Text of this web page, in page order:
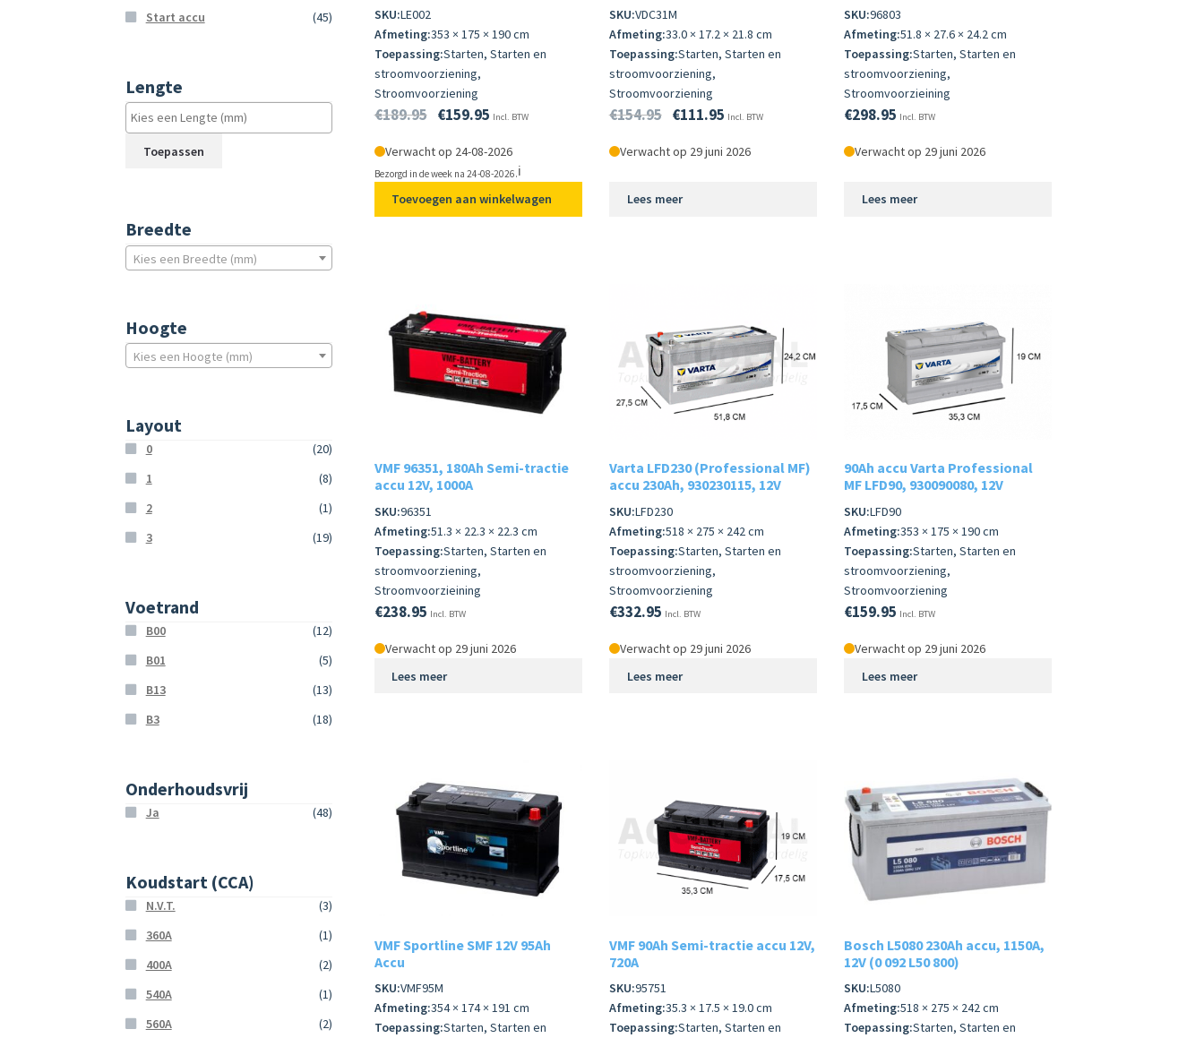
SKU:LE002
Afmeting:353 × 175 × 190 cm
Toepassing:Starten, Starten en
stroomvoorziening,
Stroomvoorziening
€189.95 €159.95 Incl. BTW
Verwacht op 24-08-2026
Bezorgd in de week na 24-08-2026.ℹ️
Toevoegen aan winkelwagen
SKU:VDC31M
Afmeting:33.0 × 17.2 × 21.8 cm
Toepassing:Starten, Starten en
stroomvoorziening,
Stroomvoorziening
€154.95 €111.95 Incl. BTW
Verwacht op 29 juni 2026
Lees meer
SKU:96803
Afmeting:51.8 × 27.6 × 24.2 cm
Toepassing:Starten, Starten en
stroomvoorziening,
Stroomvoorzieining
€298.95 Incl. BTW
Verwacht op 29 juni 2026
Lees meer
VMF 96351, 180Ah Semi-tractie
accu 12V, 1000A
SKU:96351
Afmeting:51.3 × 22.3 × 22.3 cm
Toepassing:Starten, Starten en
stroomvoorziening,
Stroomvoorzieining
€238.95 Incl. BTW
Verwacht op 29 juni 2026
Lees meer
Varta LFD230 (Professional MF)
accu 230Ah, 930230115, 12V
SKU:LFD230
Afmeting:518 × 275 × 242 cm
Toepassing:Starten, Starten en
stroomvoorziening,
Stroomvoorziening
€332.95 Incl. BTW
Verwacht op 29 juni 2026
Lees meer
90Ah accu Varta Professional
MF LFD90, 930090080, 12V
SKU:LFD90
Afmeting:353 × 175 × 190 cm
Toepassing:Starten, Starten en
stroomvoorziening,
Stroomvoorziening
€159.95 Incl. BTW
Verwacht op 29 juni 2026
Lees meer
VMF Sportline SMF 12V 95Ah
Accu
SKU:VMF95M
Afmeting:354 × 174 × 191 cm
Toepassing:Starten, Starten en
VMF 90Ah Semi-tractie accu 12V,
720A
SKU:95751
Afmeting:35.3 × 17.5 × 19.0 cm
Toepassing:Starten, Starten en
Bosch L5080 230Ah accu, 1150A,
12V (0 092 L50 800)
SKU:L5080
Afmeting:518 × 275 × 242 cm
Toepassing:Starten, Starten en
Start accu
(45)
Lengte
Toepassen
Breedte
Kies een Breedte (mm)
Hoogte
Kies een Hoogte (mm)
Layout
0
(20)
1
(8)
2
(1)
3
(19)
Voetrand
B00
(12)
B01
(5)
B13
(13)
B3
(18)
Onderhoudsvrij
Ja (48)
Koudstart (CCA)
N.V.T.
(3)
360A
(1)
400A
(2)
540A
(1)
560A
(2)